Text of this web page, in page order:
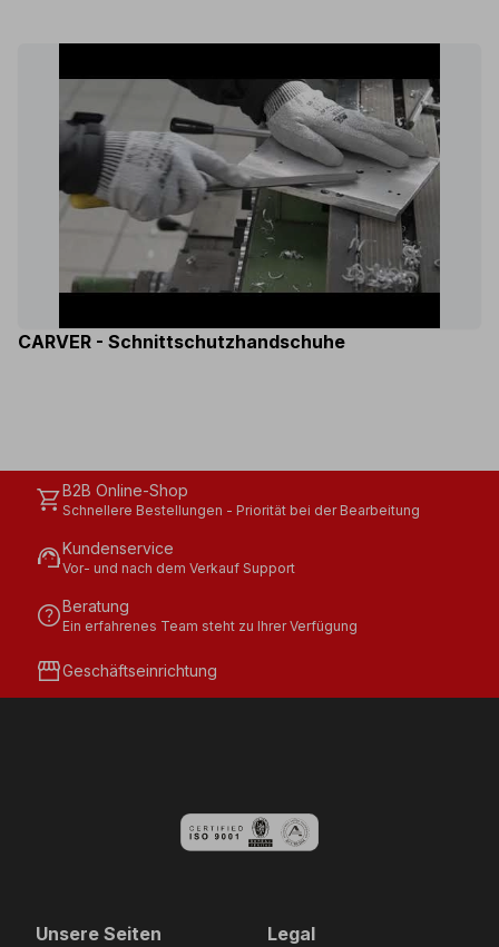
CARVER - Schnittschutzhandschuhe
shopping_cartB2B Online-Shop
Schnellere Bestellungen - Priorität bei der Bearbeitung
support_agentKundenservice
Vor- und nach dem Verkauf Support
helpBeratung
Ein erfahrenes Team steht zu Ihrer Verfügung
storefrontGeschäftseinrichtung
Unsere Seiten Legal